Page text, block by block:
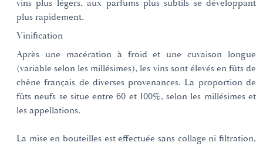
vins plus légers, aux parfums plus subtils se développant
plus rapidement.
Vinification
Après une macération à froid et une cuvaison longue
(variable selon les millésimes), les vins sont élevés en fûts de
chêne français de diverses provenances. La proportion de
fûts neufs se situe entre 60 et 100%, selon les millésimes et
les appellations.
La mise en bouteilles est effectuée sans collage ni filtration,